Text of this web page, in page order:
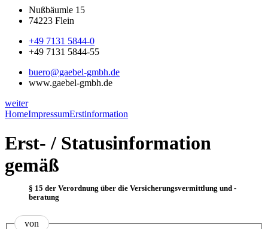
Nußbäumle 15
74223 Flein
+49 7131 5844-0
+49 7131 5844-55
buero@gaebel-gmbh.de
www.gaebel-gmbh.de
weiter
HomeImpressumErstinformation
Erst- / Statusinformation
gemäß
§ 15 der Verordnung über die Versicherungsvermittlung und -
beratung
von